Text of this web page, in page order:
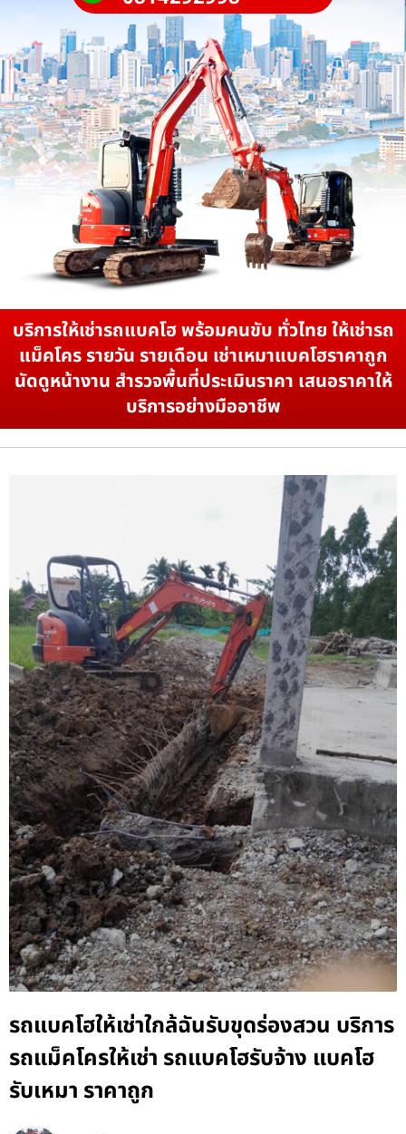
บริการให้เช่ารถแบคโฮ พร้อมคนขับ ทั่วไทย ให้เช่ารถ
แม็คโคร รายวัน รายเดือน เช่าเหมาแบคโฮราคาถูก
นัดดูหน้างาน สำรวจพื้นที่ประเมินราคา เสนอราคาให้
บริการอย่างมืออาชีพ
รถแบคโฮให้เช่าใกล้ฉันรับขุดร่องสวน บริการ
รถแม็คโครให้เช่า รถแบคโฮรับจ้าง แบคโฮ
รับเหมา ราคาถูก